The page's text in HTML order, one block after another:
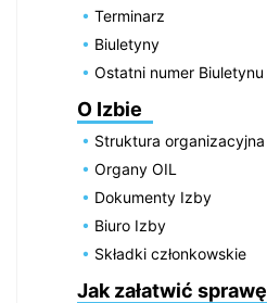
Terminarz
Biuletyny
Ostatni numer Biuletynu
O Izbie
Struktura organizacyjna
Organy OIL
Dokumenty Izby
Biuro Izby
Składki członkowskie
Jak załatwić sprawę